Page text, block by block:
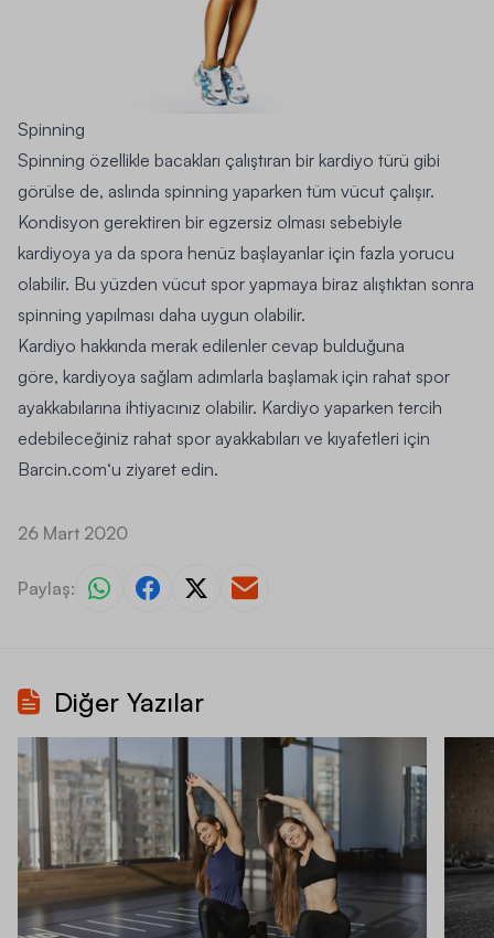
Spinning
Spinning özellikle bacakları çalıştıran bir kardiyo türü gibi
görülse de, aslında spinning yaparken tüm vücut çalışır.
Kondisyon gerektiren bir egzersiz olması sebebiyle
kardiyoya ya da spora henüz başlayanlar için fazla yorucu
olabilir. Bu yüzden vücut spor yapmaya biraz alıştıktan sonra
spinning yapılması daha uygun olabilir.
Kardiyo hakkında merak edilenler cevap bulduğuna
göre, kardiyoya sağlam adımlarla başlamak için rahat spor
ayakkabılarına ihtiyacınız olabilir. Kardiyo yaparken tercih
edebileceğiniz rahat spor ayakkabıları ve kıyafetleri için
Barcin.com‘u ziyaret edin.
26 Mart 2020
Paylaş:
Diğer Yazılar